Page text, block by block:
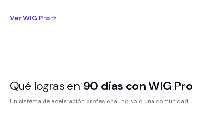
Ver WIG Pro
Qué logras en 90 días con WIG Pro
Un sistema de aceleración profesional, no solo una comunidad.